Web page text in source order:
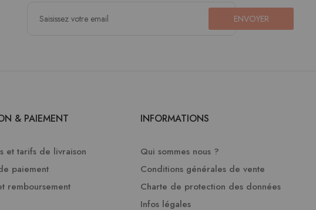
ENVOYER
& PAIEMENT
et tarifs de livraison
paiement
remboursement
INFORMATIONS
Qui sommes nous ?
Conditions générales de vente
Charte de protection des données
Infos légales